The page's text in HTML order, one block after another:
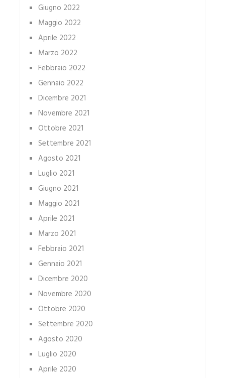
Giugno 2022
Maggio 2022
Aprile 2022
Marzo 2022
Febbraio 2022
Gennaio 2022
Dicembre 2021
Novembre 2021
Ottobre 2021
Settembre 2021
Agosto 2021
Luglio 2021
Giugno 2021
Maggio 2021
Aprile 2021
Marzo 2021
Febbraio 2021
Gennaio 2021
Dicembre 2020
Novembre 2020
Ottobre 2020
Settembre 2020
Agosto 2020
Luglio 2020
Aprile 2020